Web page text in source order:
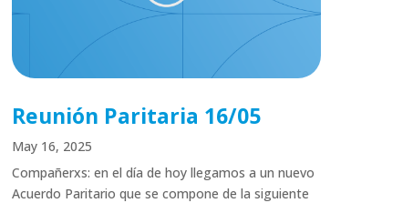
Reunión Paritaria 16/05
May 16, 2025
Compañerxs: en el día de hoy llegamos a un nuevo
Acuerdo Paritario que se compone de la siguiente